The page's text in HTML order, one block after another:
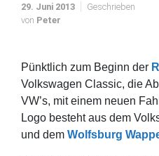
29. Juni 2013
Geschrieben
von Peter
Pünktlich zum Beginn der
Volkswagen Classic, die
VW’s, mit einem neuen
Logo besteht aus dem
und dem Wolfsburg